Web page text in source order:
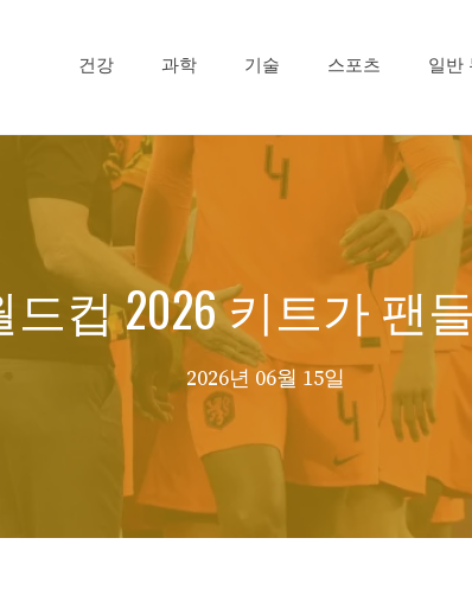
건강 과학 기술 스포츠 일반
드컵 2026 키트가
2026년 06월 15일